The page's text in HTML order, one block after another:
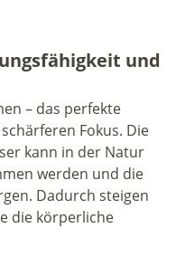
und
– das perfekte
Fokus. Die
kann in der Natur
werden und die
Dadurch steigen
die körperliche